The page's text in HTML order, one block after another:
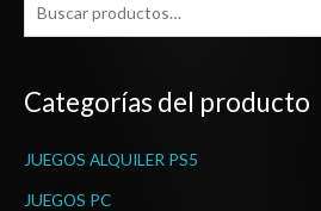
u
c
r
p
Categorías del producto
JUEGOS ALQUILER PS5
JUEGOS PC